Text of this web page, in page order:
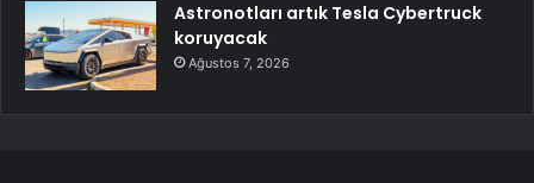
Astronotları artık Tesla Cybertruck
koruyacak
Ağustos 7, 2026